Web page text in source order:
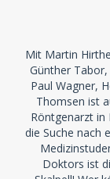
Mit Martin
Günther
Paul Wagner,
Thomsen ist
Röntgenarzt
die Suche nach
Doktors ist